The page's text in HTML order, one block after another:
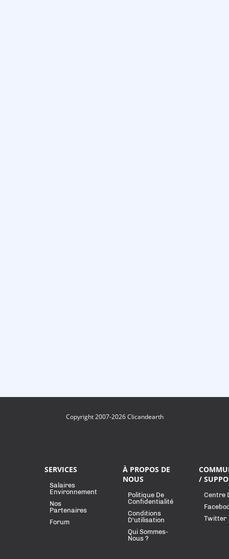
Copyright 2007-2026 Clicandearth
SERVICES
Salaires
Environnement
Nos
Partenaires
Forum
À PROPOS DE
NOUS
Politique De
Confidentialité
Conditions
D'utilisation
Qui Sommes-
Nous ?
/
Centre
Twitter